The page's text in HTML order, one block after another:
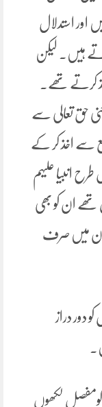
اور استدلال
ہیں۔ لیکن
کرتے تھے۔
حق تعالی سے
سے اخذ کر کے
انبیا علیہم
تھے ان کو بھی
میں صرف
دور دراز
کومفصل لکھوں